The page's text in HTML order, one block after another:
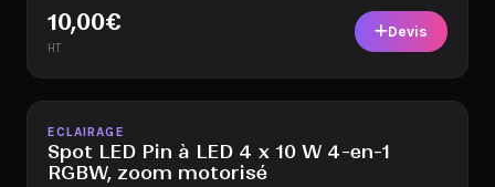
10,00€
HT
Devis
Disponible
ECLAIRAGE
Spot LED Pin à LED 4 x 10 W 4-en-1
RGBW, zoom motorisé